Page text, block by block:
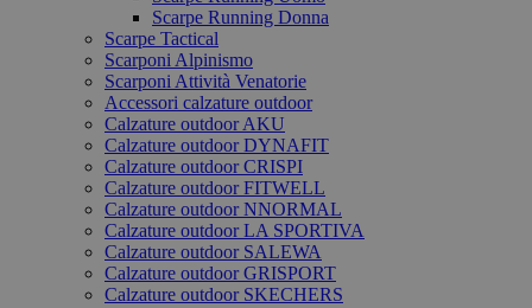
Scarpe Running Donna
Scarpe Tactical
Scarponi Alpinismo
Scarponi Attività Venatorie
Accessori calzature outdoor
Calzature outdoor AKU
Calzature outdoor DYNAFIT
Calzature outdoor CRISPI
Calzature outdoor FITWELL
Calzature outdoor NNORMAL
Calzature outdoor LA SPORTIVA
Calzature outdoor SALEWA
Calzature outdoor GRISPORT
Calzature outdoor SKECHERS